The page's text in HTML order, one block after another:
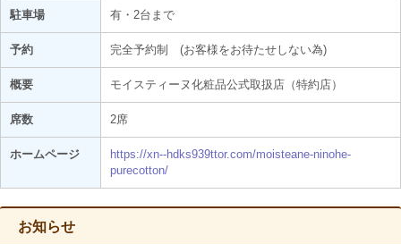
駐車場 有・2台まで
予約 完全予約制 (お客様をお待たせしない為)
概要 モイスティーヌ化粧品公式取扱店（特約店）
席数 2席
ホームページ
https://xn--hdks939ttor.com/moisteane-ninohe-
purecotton/
お知らせ